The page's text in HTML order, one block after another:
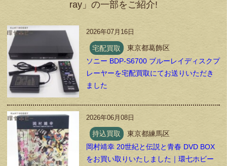
ray」の一部をご紹介!
2026年07月16日
宅配買取
東京都葛飾区
ソニー BDP-S6700 ブルーレイディスクプ
レーヤーを宅配買取にてお送りいただき
ました
2026年06月08日
持込買取
東京都練馬区
岡村靖幸 20世紀と伝説と青春 DVD BOX
をお買い取りいたしました｜環七ホビー